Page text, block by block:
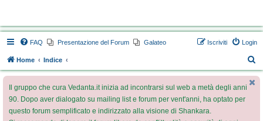
FAQ Presentazione del Forum Galateo Login
Iscriviti
Home Indice
e
Il gruppo che cura Vedanta.it inizia ad incontrarsi sul web a metà degli anni
90. Dopo aver dialogato su mailing list e forum per vent'anni, ha optato per
questo forum semplificato e indirizzato alla visione di Shankara.